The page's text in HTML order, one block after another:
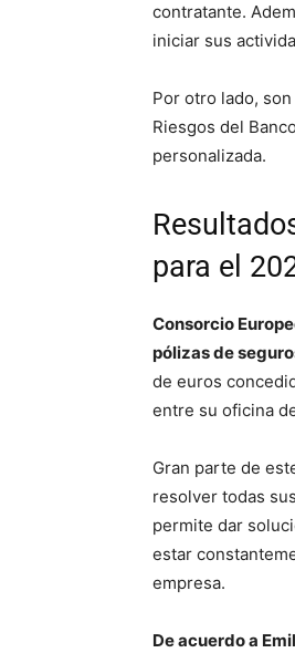
contratante.
iniciar sus
Por otro lado,
Riesgos del
personalizada.
para el
Consorcio
pólizas de
de euros
entre su oficina
Gran parte de
resolver todas
permite dar
estar
empresa.
De acuerdo a